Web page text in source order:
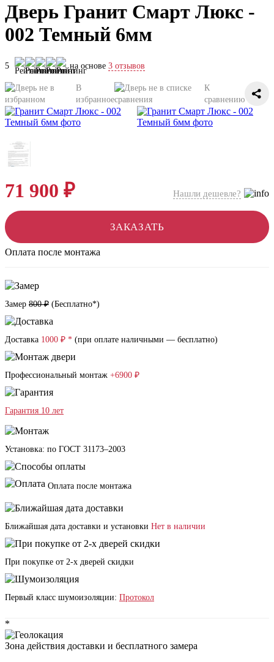
Дверь Гранит Смарт Люкс -
002 Темный 6мм
5 на основе 3 отзывов
В
избранное
К
сравнению
71 900 ₽ Нашли дешевле?
ЗАКАЗАТЬ
Оплата после монтажа
Замер 800 ₽ (Бесплатно*)
Доставка 1000 ₽ * (при оплате наличными — бесплатно)
Профессиональный монтаж +6900 ₽
Гарантия 10 лет
Установка: по ГОСТ 31173–2003
Оплата после монтажа
Ближайшая дата доставки и установки Нет в наличии
При покупке от 2-х дверей скидки
Первый класс шумоизоляции: Протокол
*
Зона действия доставки и бесплатного замера